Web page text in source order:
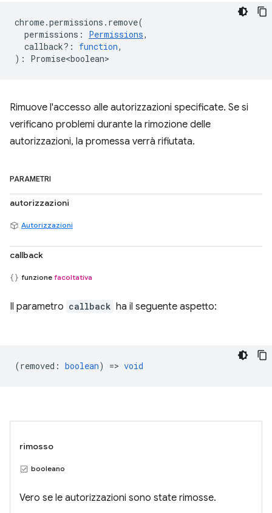
chrome.permissions . remove(
permissions : Permissions,
callback? : function,
) : Promise<boolean>
Rimuove l'accesso alle autorizzazioni specificate. Se si
verificano problemi durante la rimozione delle
autorizzazioni, la promessa verrà rifiutata.
PARAMETRI
autorizzazioni
Autorizzazioni
callback
funzione facoltativa
Il parametro callback ha il seguente aspetto:
(removed : boolean) => void
rimosso
booleano
Vero se le autorizzazioni sono state rimosse.